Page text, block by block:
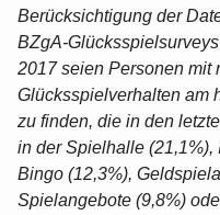
Berücksichtigung der
BZgA-
2017 seien Personen mit
Glücksspielverhalten am
zu finden, die in den
in der Spielhalle (21,1%),
Bingo (12,3%),
Spielangebote (9,8%)